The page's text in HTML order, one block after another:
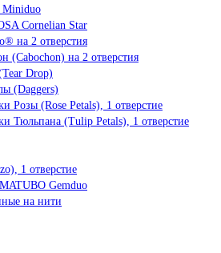
Miniduo
Cornelian Star
на 2 отверстия
(Cabochon) на 2 отверстия
Drop)
(Daggers)
Розы (Rose Petals), 1 отверстие
Тюльпана (Tulip Petals), 1 отверстие
1 отверстие
Gemduo
на нити